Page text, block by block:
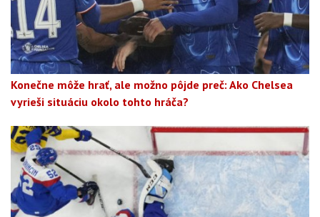
Konečne môže hrať, ale možno pôjde preč: Ako Chelsea
vyrieši situáciu okolo tohto hráča?